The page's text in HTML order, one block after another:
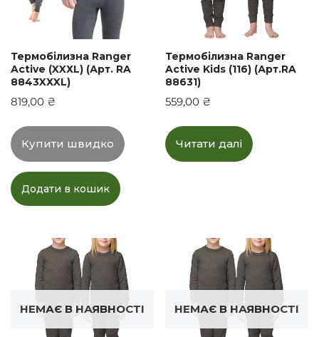
Термобілизна Ranger
Active (XXХL) (Арт. RA
8843XХXL)
819,00 ₴
Купити швидко
Додати в кошик
Термобілизна Ranger
Active Kids (116) (Арт.RA
88631)
559,00 ₴
Читати далі
НЕМАЄ В НАЯВНОСТІ НЕМАЄ В НАЯВНОСТІ